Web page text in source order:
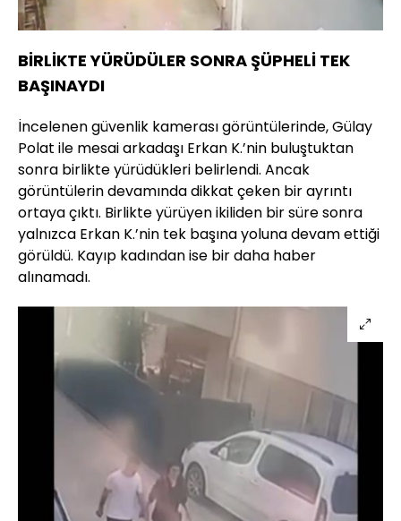
BİRLİKTE YÜRÜDÜLER SONRA ŞÜPHELİ TEK
BAŞINAYDI
İncelenen güvenlik kamerası görüntülerinde, Gülay
Polat ile mesai arkadaşı Erkan K.’nin buluştuktan
sonra birlikte yürüdükleri belirlendi. Ancak
görüntülerin devamında dikkat çeken bir ayrıntı
ortaya çıktı. Birlikte yürüyen ikiliden bir süre sonra
yalnızca Erkan K.’nin tek başına yoluna devam ettiği
görüldü. Kayıp kadından ise bir daha haber
alınamadı.